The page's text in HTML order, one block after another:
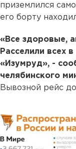
приземлился
его борту
«Все здоровые,
Расселили всех
«Изумруд», -
челябинского
Вывозной рейс